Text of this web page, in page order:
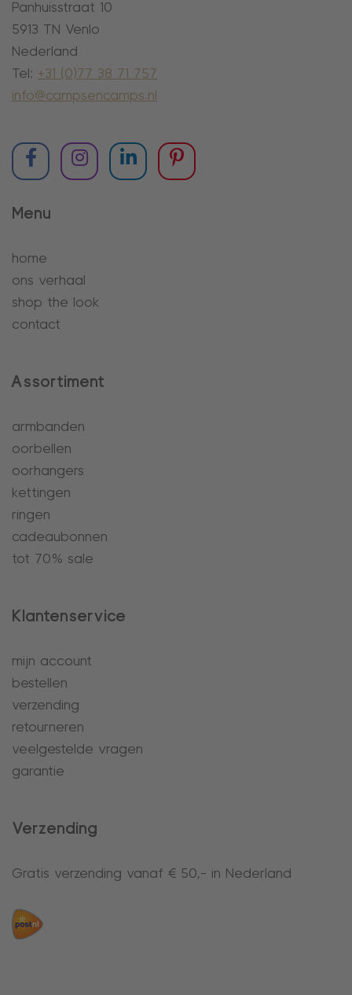
Panhuisstraat 10
5913 TN Venlo
Nederland
Tel: +31 (0)77 38 71 757
info@campsencamps.nl
Menu
home
ons verhaal
shop the look
contact
Assortiment
armbanden
oorbellen
oorhangers
kettingen
ringen
cadeaubonnen
tot 70% sale
Klantenservice
mijn account
bestellen
verzending
retourneren
veelgestelde vragen
garantie
Verzending
Gratis verzending vanaf € 50,- in Nederland